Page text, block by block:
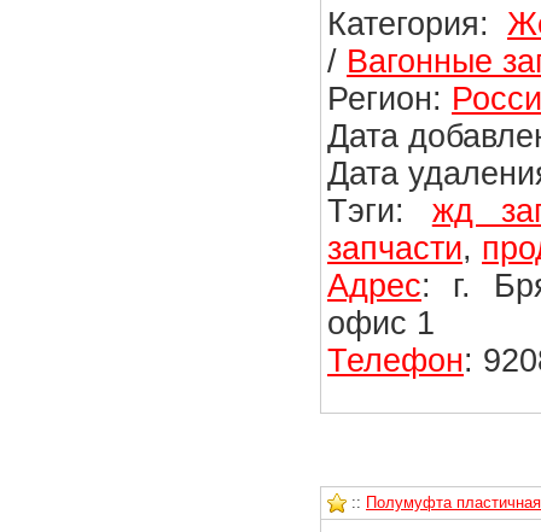
Категория:
/ Вагонные
Регион:
Дата
Дата
Тэги: жд
запчасти,
Адрес: г.
офис 1
Телефон:
:: Полумуфта